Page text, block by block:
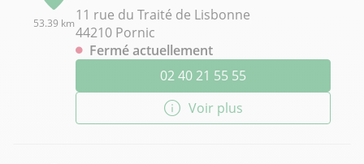
53.39 km11 rue du Traité de Lisbonne
44210 Pornic
Fermé actuellement
02 40 21 55 55
Voir plus